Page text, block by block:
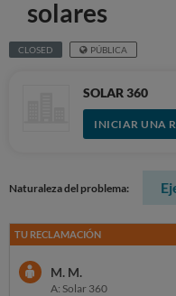
solares
CLOSED PÚBLICA
SOLAR 360
INICIAR UNA
Naturaleza del problema:
TU RECLAMACIÓN
M. M.
A: Solar 360